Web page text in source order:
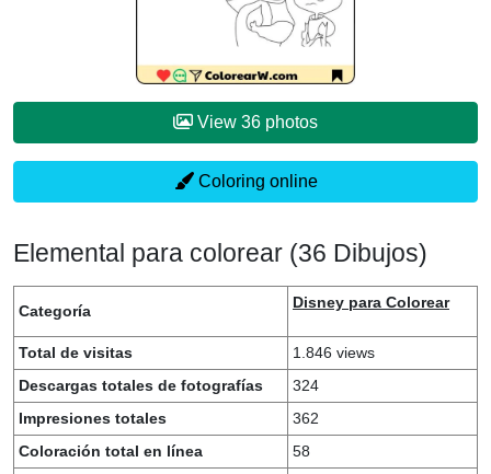
View 36 photos
Coloring online
Elemental para colorear (36 Dibujos)
Categoría Disney para Colorear
Total de visitas
1.846 views
Descargas totales de fotografías
324
Impresiones totales
362
Coloración total en línea
58